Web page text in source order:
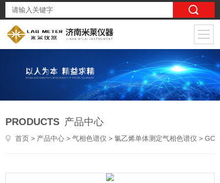
PRODUCTS 产品中心
首页 > 产品中心 >气相色谱仪 >氯乙烯单体测定气相色谱仪 > GC6900YBB00212005药用硬片氯乙烯单体测定仪